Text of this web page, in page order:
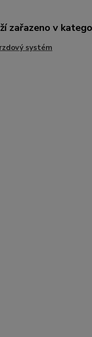
zařazeno v
systém